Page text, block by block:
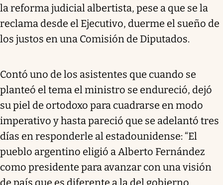
la reforma judicial albertista, pese a que se la
reclama desde el Ejecutivo, duerme el sueño de
los justos en una Comisión de Diputados.
Contó uno de los asistentes que cuando se
planteó el tema el ministro se endureció, dejó
su piel de ortodoxo para cuadrarse en modo
imperativo y hasta pareció que se adelantó tres
días en responderle al estadounidense: “El
pueblo argentino eligió a Alberto Fernández
como presidente para avanzar con una visión
de país que es diferente a la del gobierno